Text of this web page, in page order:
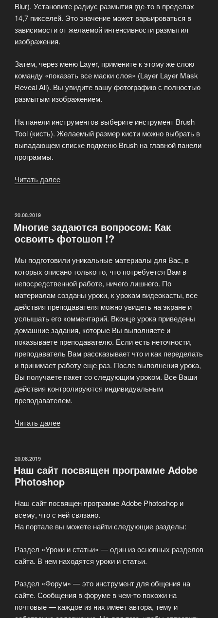
Blur). Установите радиус размытия где-то в пределах
14,7 пикселей. Это значение может варьироваться в
зависимости от желаемой интенсивности размытия
изображения.
Затем, через меню Layer, примените к этому же слою
команду «показать все маски слоя» (Layer Layer Mask
Reveal All). Вы увидите вашу фотографию с полностью
размытым изображением.
На панели инструментов выберите инструмент Brush
Tool (кисть). Желаемый размер кисти можно выбрать в
выпадающем списке подменю Brush на главной панели
программы.
Читать далее
Меняем
глубину
на
фотоснимке»
ОПУБЛИКОВАНО
20.08.2019
Многие задаются вопросом: Как
освоить фотошоп !?
Мы подготовили уникальные материалы для Вас, в
которых описано только то, что потребуется Вам в
непосредственной работе, ничего лишнего. По
материалам созданы уроки, к урокам видеокасты, все
действия преподавателя можно увидеть на экране и
услышать его комментарий. Вконце урока приведены
домашние задания, которые Вы выполняете и
показываете преподавателю. Если есть неточности,
преподаватель Вам рассказывает что и как переделать
и принимает работу еще раз. После выполнения урока,
Вы получаете пакет со следующим уроком. Все Ваши
действия контролируются индивидуальным
преподавателем.
Читать далее
освоить
фотошоп
ОПУБЛИКОВАНО
20.08.2019
Наш сайт посвящен программе Adobe
Photoshop
Наш сайт посвящен программе Adobe Photoshop и
всему, что с ней связано.
На портале вы можете найти следующие разделы:
Раздел «Уроки и статьи» — один из основных разделов
сайта. В нем находятся уроки и статьи.
Раздел «Форум» — это инструмент для общения на
сайте. Сообщения в форуме в чем-то похожи на
почтовые — каждое из них имеет автора, тему и